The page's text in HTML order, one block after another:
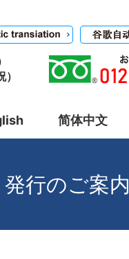
简体中文
行のご案内